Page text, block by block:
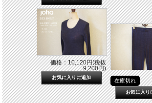
価格：10,120円(税抜
9,200円)
在庫切れ